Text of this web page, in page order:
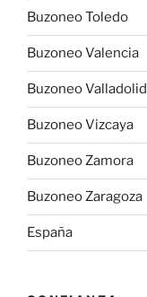
Buzoneo Toledo
Buzoneo Valencia
Buzoneo Valladolid
Buzoneo Vizcaya
Buzoneo Zamora
Buzoneo Zaragoza
España